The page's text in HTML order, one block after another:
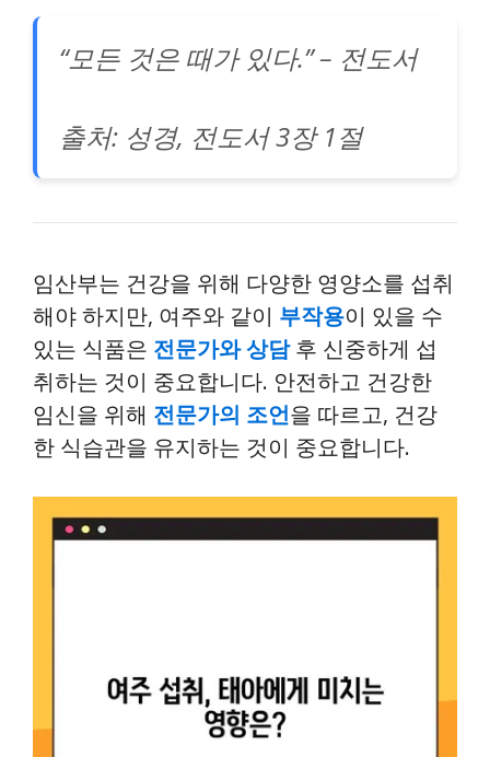
“모든 것은 때가 있다.” – 전도서
출처: 성경, 전도서 3장 1절
임산부는 건강을 위해 다양한 영양소를 섭취
해야 하지만, 여주와 같이 부작용이 있을 수
있는 식품은 전문가와 상담후 신중하게 섭
취하는 것이 중요합니다. 안전하고 건강한
임신을 위해 전문가의 조언을 따르고, 건강
한 식습관을 유지하는 것이 중요합니다.